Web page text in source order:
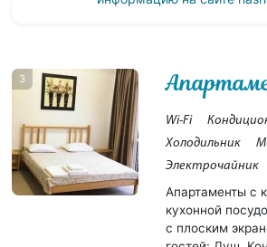
3
Wi-Fi
Холодильник
Электрочайник
Апартаменты с
кухонной
с плоским